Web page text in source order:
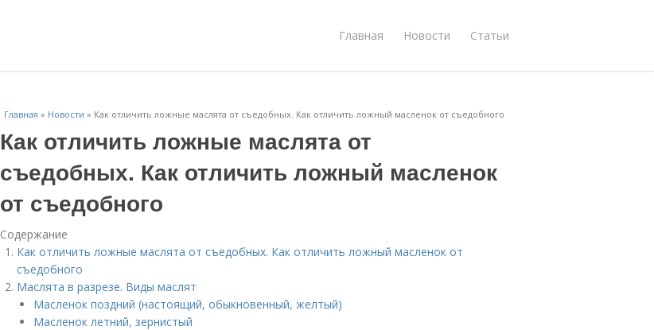
Главная Новости Статьи
Главная » Новости » Как отличить ложные маслята от съедобных. Как отличить ложный масленок от съедобного
Как отличить ложные маслята от
съедобных. Как отличить ложный масленок
от съедобного
Содержание
Как отличить ложные маслята от съедобных. Как отличить ложный масленок от
съедобного
Маслята в разрезе. Виды маслят
Масленок поздний (настоящий, обыкновенный, желтый)
Масленок летний, зернистый